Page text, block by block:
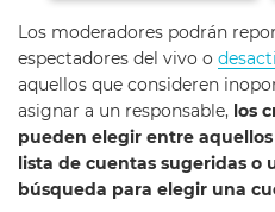
Los moderadores podrán
espectadores del vivo o
aquellos que consideren
asignar a un responsable, los
pueden elegir entre
lista de cuentas sugeridas o
búsqueda para elegir una